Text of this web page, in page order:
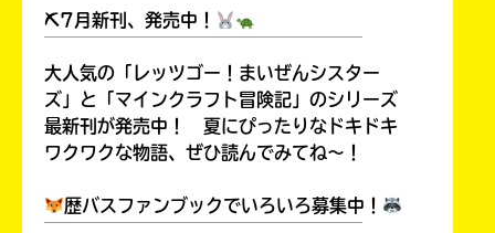
⛏7月新刊、発売中！
大人気の「レッツゴー！まいぜんシスター
ズ」と「マインクラフト冒険記」のシリーズ
最新刊が発売中！ 夏にぴったりなドキドキ
ワクワクな物語、ぜひ読んでみてね～！
歴バスファンブックでいろいろ募集中！